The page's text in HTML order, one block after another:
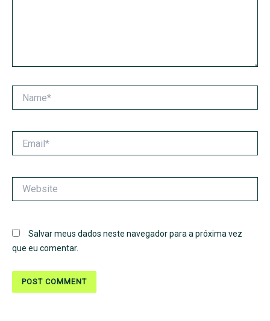
Salvar meus dados neste navegador para a próxima vez
que eu comentar.